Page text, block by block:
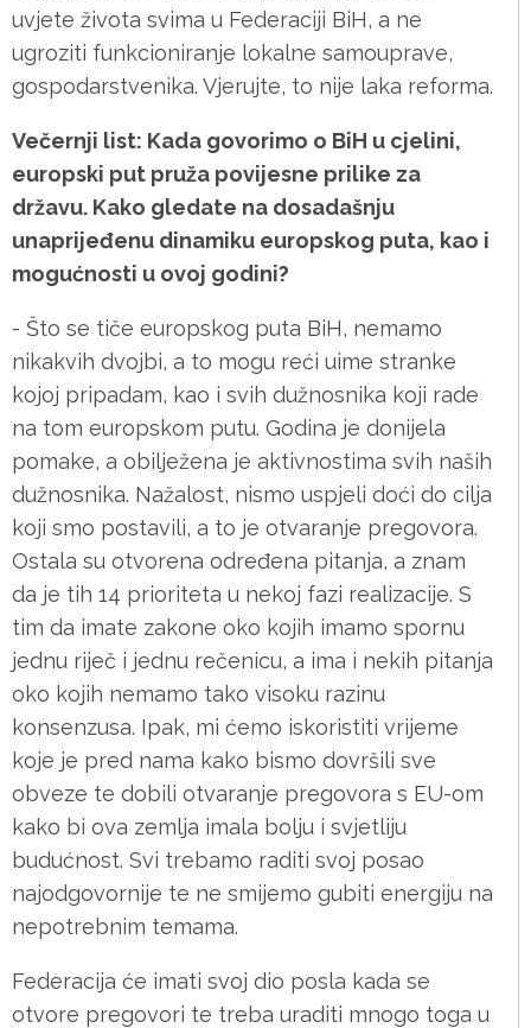
uvjete života svima u Federaciji BiH, a ne
ugroziti funkcioniranje lokalne samouprave,
gospodarstvenika. Vjerujte, to nije laka reforma.
Večernji list: Kada govorimo o BiH u cjelini,
europski put pruža povijesne prilike za
državu. Kako gledate na dosadašnju
unaprijeđenu dinamiku europskog puta, kao i
mogućnosti u ovoj godini?
- Što se tiče europskog puta BiH, nemamo
nikakvih dvojbi, a to mogu reći uime stranke
kojoj pripadam, kao i svih dužnosnika koji rade
na tom europskom putu. Godina je donijela
pomake, a obilježena je aktivnostima svih naših
dužnosnika. Nažalost, nismo uspjeli doći do cilja
koji smo postavili, a to je otvaranje pregovora.
Ostala su otvorena određena pitanja, a znam
da je tih 14 prioriteta u nekoj fazi realizacije. S
tim da imate zakone oko kojih imamo spornu
jednu riječ i jednu rečenicu, a ima i nekih pitanja
oko kojih nemamo tako visoku razinu
konsenzusa. Ipak, mi ćemo iskoristiti vrijeme
koje je pred nama kako bismo dovršili sve
obveze te dobili otvaranje pregovora s EU-om
kako bi ova zemlja imala bolju i svjetliju
budućnost. Svi trebamo raditi svoj posao
najodgovornije te ne smijemo gubiti energiju na
nepotrebnim temama.
Federacija će imati svoj dio posla kada se
otvore pregovori te treba uraditi mnogo toga u